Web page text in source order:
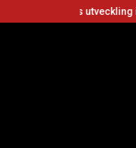
utveckling i